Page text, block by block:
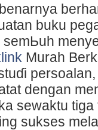
buku
Muraһ
dengan
sewaktu
sukses